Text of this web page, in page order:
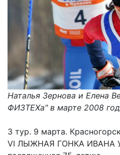
Наталья Зернова и Елена
ФИЗТЕХа" в марте 2008
3 тур. 9 марта.
VI ЛЫЖНАЯ ГОНКА ИВАНА